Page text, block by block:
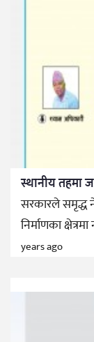
स्थानीय तहमा
सरकारले समृद्ध
निर्माणका
years ago